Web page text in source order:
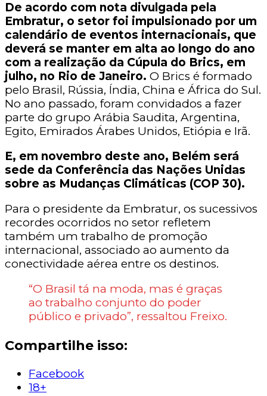
De acordo com nota divulgada pela
Embratur, o setor foi impulsionado por um
calendário de eventos internacionais, que
deverá se manter em alta ao longo do ano
com a realização da Cúpula do Brics, em
julho, no Rio de Janeiro. O Brics é formado
pelo Brasil, Rússia, Índia, China e África do Sul.
No ano passado, foram convidados a fazer
parte do grupo Arábia Saudita, Argentina,
Egito, Emirados Árabes Unidos, Etiópia e Irã.
E, em novembro deste ano, Belém será
sede da Conferência das Nações Unidas
sobre as Mudanças Climáticas (COP 30).
Para o presidente da Embratur, os sucessivos
recordes ocorridos no setor refletem
também um trabalho de promoção
internacional, associado ao aumento da
conectividade aérea entre os destinos.
“O Brasil tá na moda, mas é graças
ao trabalho conjunto do poder
público e privado”, ressaltou Freixo.
Compartilhe isso:
Facebook
18+